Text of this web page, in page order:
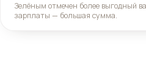
Зелёным отмечен более выгодный
зарплаты — большая сумма.